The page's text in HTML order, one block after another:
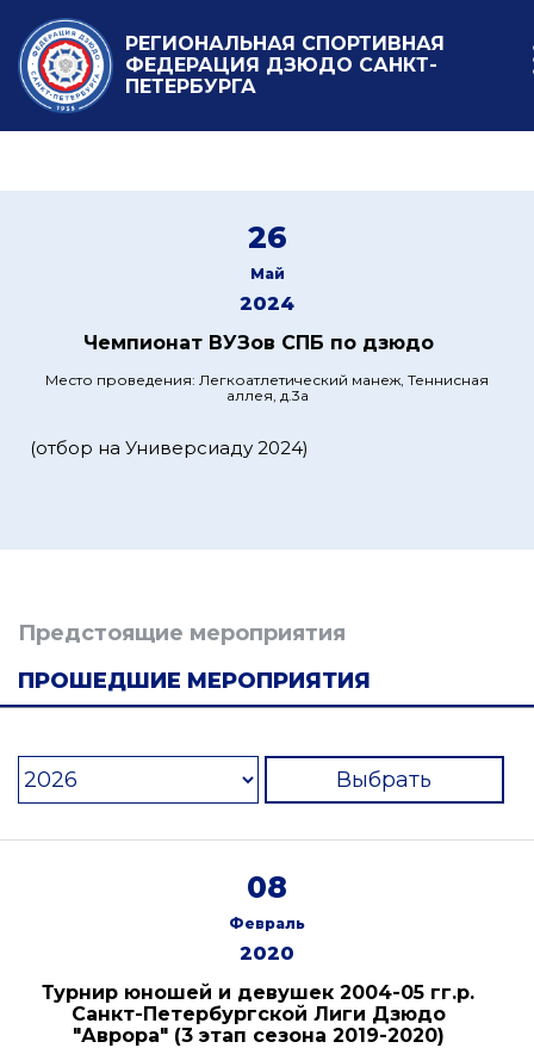
РЕГИОНАЛЬНАЯ СПОРТИВНАЯ
ФЕДЕРАЦИЯ ДЗЮДО САНКТ-
ПЕТЕРБУРГА
26
Май
2024
Чемпионат ВУЗов СПБ по дзюдо
Место проведения: Легкоатлетический манеж, Теннисная
аллея, д.3а
(отбор на Универсиаду 2024)
Предстоящие мероприятия
ПРОШЕДШИЕ МЕРОПРИЯТИЯ
Выбрать
08
Февраль
2020
Турнир юношей и девушек 2004-05 гг.р.
Санкт-Петербургской Лиги Дзюдо
"Аврора" (3 этап сезона 2019-2020)